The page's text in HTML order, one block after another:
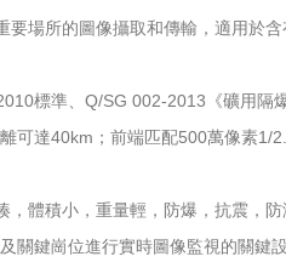
場所的圖像攝取和傳輸，適用於
標準、Q/SG 002-2013《礦用隔
可達40km；前端匹配500萬像素
體積小，重量輕，防爆，抗震，
關鍵崗位進行實時圖像監視的關鍵